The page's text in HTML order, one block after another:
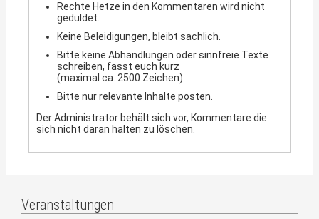
Rechte Hetze in den Kommentaren wird nicht
geduldet.
Keine Beleidigungen, bleibt sachlich.
Bitte keine Abhandlungen oder sinnfreie Texte
schreiben, fasst euch kurz
(maximal ca. 2500 Zeichen)
Bitte nur relevante Inhalte posten.
Der Administrator behält sich vor, Kommentare die
sich nicht daran halten zu löschen.
Veranstaltungen